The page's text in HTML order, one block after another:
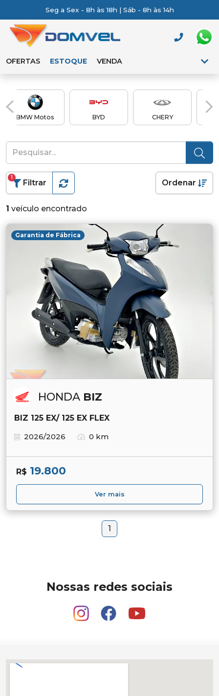
Seg a Sex - 8h às 18h | Sáb - 8h às 14h
OFERTAS ESTOQUE VENDA
BMW Motos BYD CHERY
Filtrar
1
Ordenar
1 veículo encontrado
Garantia de Fábrica
HONDA BIZ
BIZ 125 EX/ 125 EX FLEX
2026/2026
0 km
R$ 19.800
Ver mais
1
Nossas redes sociais